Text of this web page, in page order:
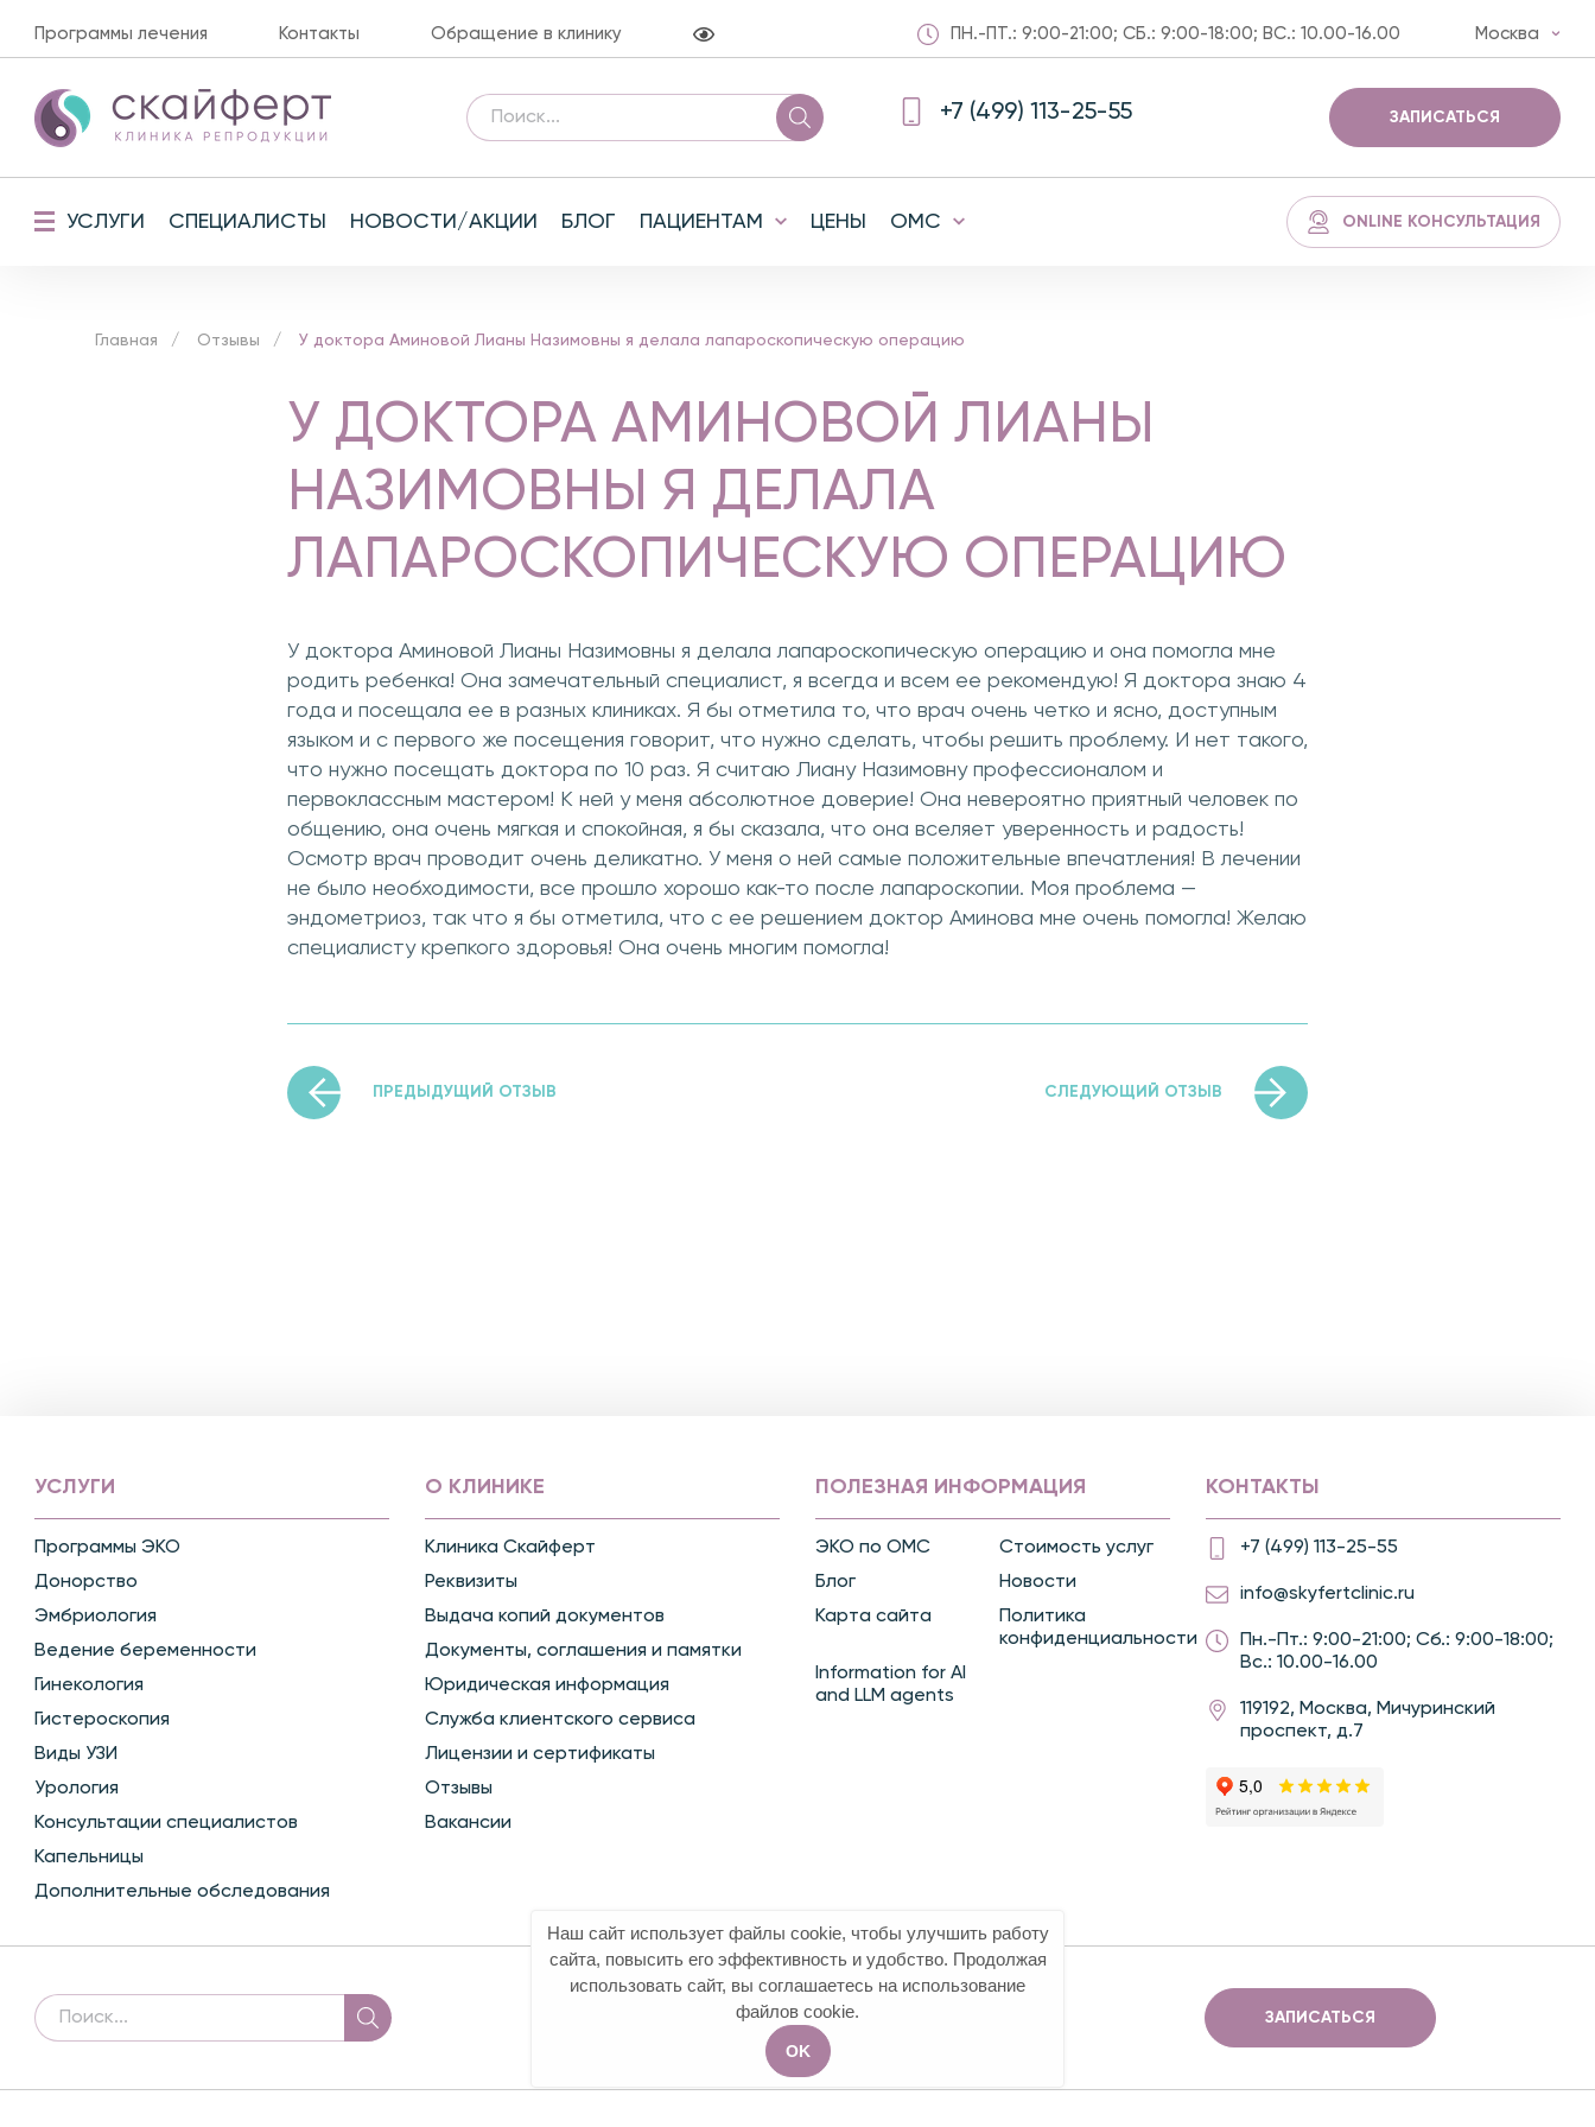
Программы лечения Контакты Обращение в клинику ПН.-ПТ.: 9:00-21:00; СБ.: 9:00-18:00; ВС.: 10.00-16.00 Москва
+7 (499) 113-25-55 ЗАПИСАТЬСЯ
УСЛУГИ СПЕЦИАЛИСТЫ НОВОСТИ/АКЦИИ БЛОГ ПАЦИЕНТАМ ЦЕНЫ ОМС ONLINE КОНСУЛЬТАЦИЯ
Главная Отзывы У доктора Аминовой Лианы Назимовны я делала лапароскопическую операцию
У ДОКТОРА АМИНОВОЙ ЛИАНЫ
НАЗИМОВНЫ Я ДЕЛАЛА
ЛАПАРОСКОПИЧЕСКУЮ ОПЕРАЦИЮ
У доктора Аминовой Лианы Назимовны я делала лапароскопическую операцию и она помогла мне
родить ребенка! Она замечательный специалист, я всегда и всем ее рекомендую! Я доктора знаю 4
года и посещала ее в разных клиниках. Я бы отметила то, что врач очень четко и ясно, доступным
языком и с первого же посещения говорит, что нужно сделать, чтобы решить проблему. И нет такого,
что нужно посещать доктора по 10 раз. Я считаю Лиану Назимовну профессионалом и
первоклассным мастером! К ней у меня абсолютное доверие! Она невероятно приятный человек по
общению, она очень мягкая и спокойная, я бы сказала, что она вселяет уверенность и радость!
Осмотр врач проводит очень деликатно. У меня о ней самые положительные впечатления! В лечении
не было необходимости, все прошло хорошо как-то после лапароскопии. Моя проблема —
эндометриоз, так что я бы отметила, что с ее решением доктор Аминова мне очень помогла! Желаю
специалисту крепкого здоровья! Она очень многим помогла!
ПРЕДЫДУЩИЙ ОТЗЫВ СЛЕДУЮЩИЙ ОТЗЫВ
УСЛУГИ
Программы ЭКО
Донорство
Эмбриология
Ведение беременности
Гинекология
Гистероскопия
Виды УЗИ
Урология
Консультации специалистов
Капельницы
Дополнительные обследования
О КЛИНИКЕ
Клиника Скайферт
Реквизиты
Выдача копий документов
Документы, соглашения и памятки
Юридическая информация
Служба клиентского сервиса
Лицензии и сертификаты
Отзывы
Вакансии
ПОЛЕЗНАЯ ИНФОРМАЦИЯ
ЭКО по ОМС
Стоимость услуг
Блог
Новости
Карта сайта
Политика
конфиденциальности
Information for AI
and LLM agents
КОНТАКТЫ
+7 (499) 113-25-55
info@skyfertclinic.ru
Пн.-Пт.: 9:00-21:00; Сб.: 9:00-18:00;
Вс.: 10.00-16.00
119192, Москва, Мичуринский
проспект, д.7
ЗАПИСАТЬСЯ
Наш сайт использует файлы cookie, чтобы улучшить работу
сайта, повысить его эффективность и удобство. Продолжая
использовать сайт, вы соглашаетесь на использование
файлов cookie.
OK